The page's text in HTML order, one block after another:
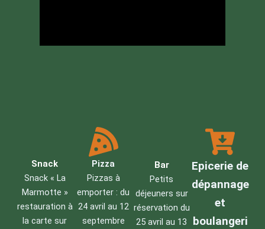
Snack
Snack « La
Marmotte »
restauration à
la carte sur
Pizza
Pizzas à
emporter : du
24 avril au 12
septembre
Bar
Petits
déjeuners sur
réservation du
25 avril au 13
Epicerie de
dépannage
et
boulangeri